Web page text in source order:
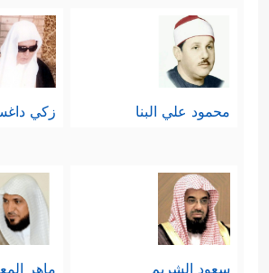
محمود علي البنا زكي
سعود الشريم ماهر